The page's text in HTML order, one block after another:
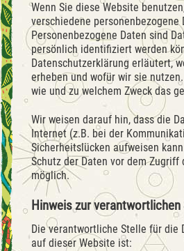
Wenn Sie diese Website
verschiedene personenbezogene
Personenbezogene Daten sind
persönlich identifiziert werden
Datenschutzerklärung erläutert,
erheben und wofür wir sie
wie und zu welchem Zweck das
Wir weisen darauf hin, dass die
Internet (z.B. bei der
Sicherheitslücken aufweisen
Schutz der Daten vor dem
möglich.
Hinweis zur verantwortlichen
Die verantwortliche Stelle für die
auf dieser Website ist: